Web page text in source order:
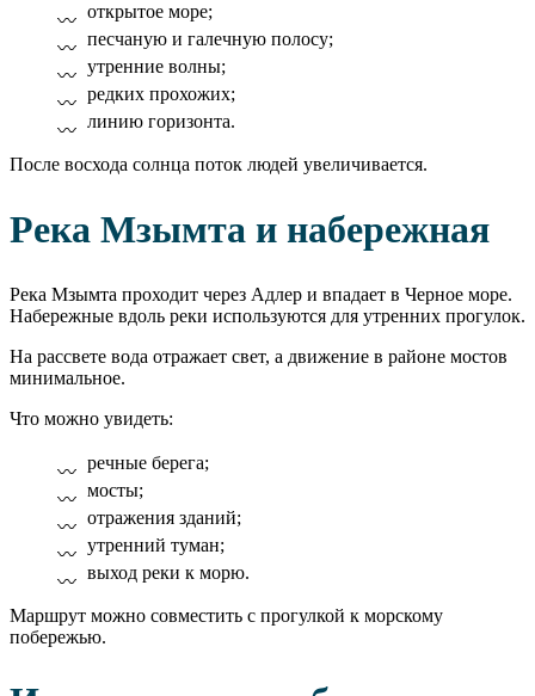
открытое море;
песчаную и галечную полосу;
утренние волны;
редких прохожих;
линию горизонта.
После восхода солнца поток людей увеличивается.
Река Мзымта и набережная
Река Мзымта проходит через Адлер и впадает в Черное море.
Набережные вдоль реки используются для утренних прогулок.
На рассвете вода отражает свет, а движение в районе мостов
минимальное.
Что можно увидеть:
речные берега;
мосты;
отражения зданий;
утренний туман;
выход реки к морю.
Маршрут можно совместить с прогулкой к морскому
побережью.